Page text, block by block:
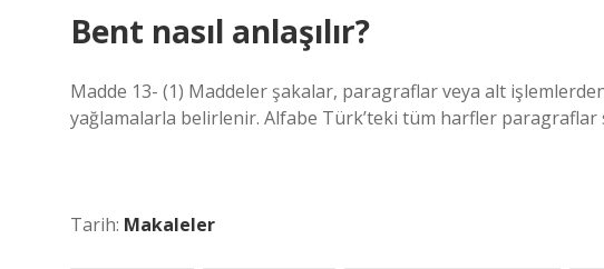
Bent nasıl anlaşılır?
Madde 13- (1) Maddeler şakalar, paragraflar veya alt
yağlamalarla belirlenir. Alfabe Türk’teki tüm harfler paragraflar
Tarih: Makaleler